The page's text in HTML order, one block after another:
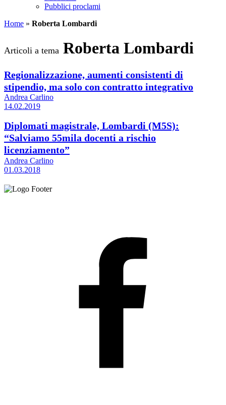
Pubblici proclami
Home » Roberta Lombardi
Articoli a tema Roberta Lombardi
Regionalizzazione, aumenti consistenti di
stipendio, ma solo con contratto integrativo
Andrea Carlino
14.02.2019
Diplomati magistrale, Lombardi (M5S):
“Salviamo 55mila docenti a rischio
licenziamento”
Andrea Carlino
01.03.2018